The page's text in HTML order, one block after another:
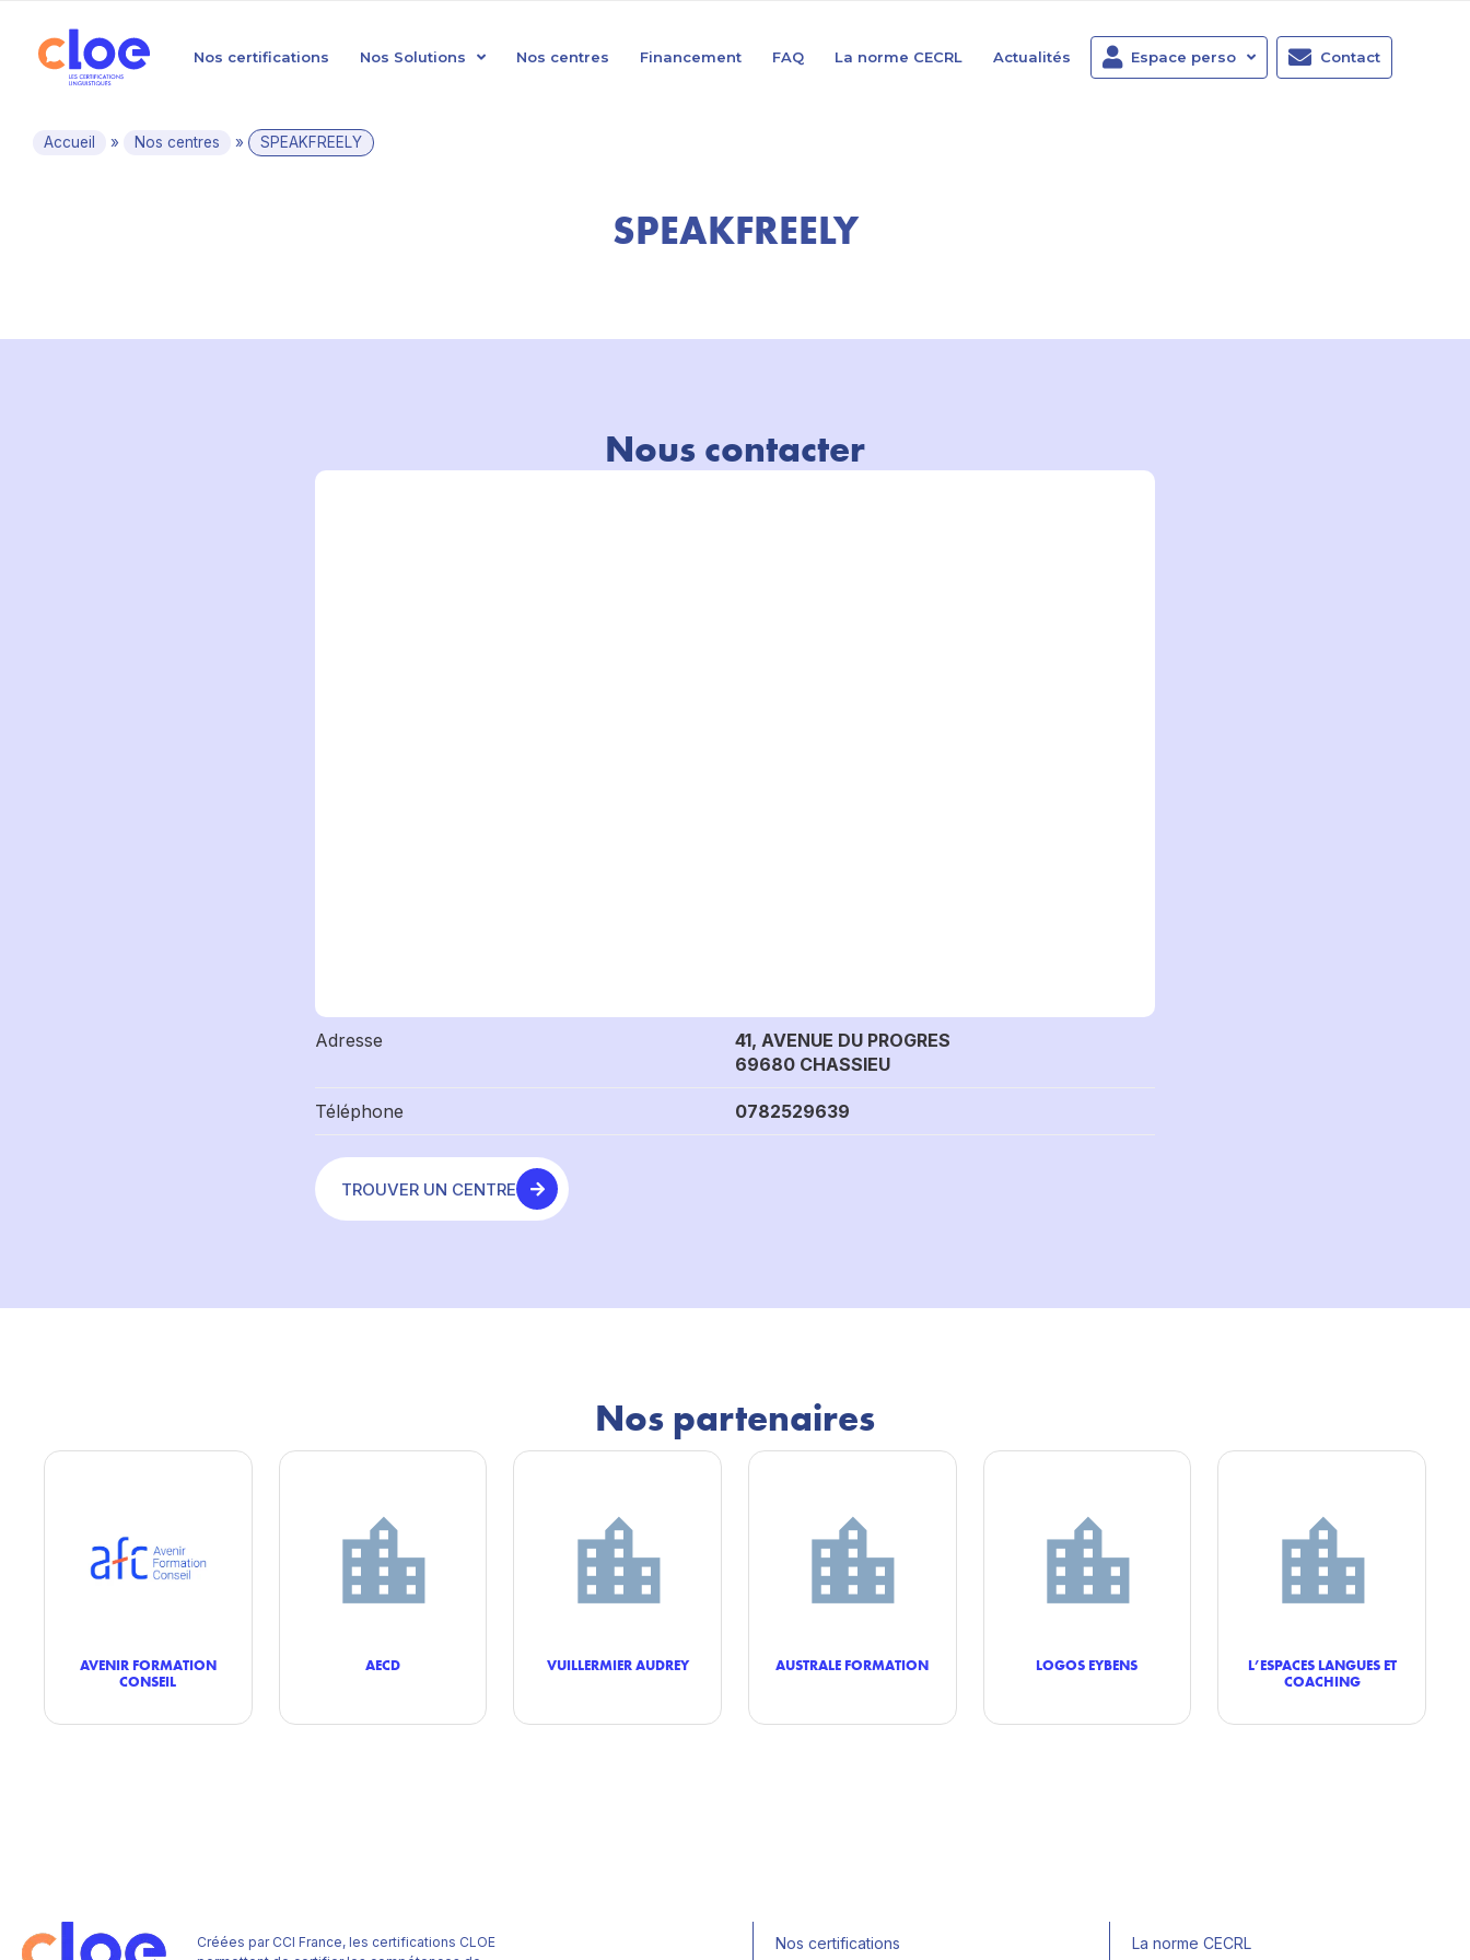
Nos certifications Nos Solutions Nos centres Financement FAQ La norme CECRL Actualités Espace perso Contact
Accueil » Nos centres » SPEAKFREELY
SPEAKFREELY
Nous contacter
Adresse
41, AVENUE DU PROGRES
69680 CHASSIEU
Téléphone 0782529639
TROUVER UN CENTRE
Nos partenaires
AVENIR FORMATION
CONSEIL
AECD VUILLERMIER AUDREY AUSTRALE FORMATION LOGOS EYBENS
L’ESPACES LANGUES ET
COACHING
Créées par CCI France, les certifications CLOE
Nos certifications La norme CECRL